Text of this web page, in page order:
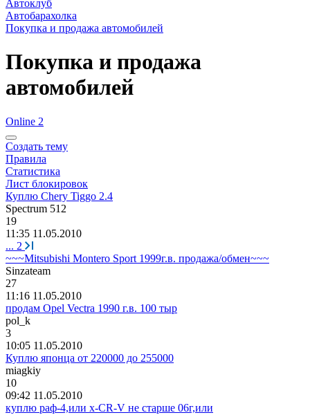
Автоклуб
Автобарахолка
Покупка и продажа автомобилей
Покупка и продажа
автомобилей
Online 2
Создать тему
Правила
Статистика
Лист блокировок
Куплю Chery Tiggo 2.4
Spectrum 512
19
11:35 11.05.2010
... 2
~~~Mitsubishi Montero Sport 1999г.в. продажа/обмен~~~
Sinzateam
27
11:16 11.05.2010
продам Opel Vectra 1990 г.в. 100 тыр
pol_k
3
10:05 11.05.2010
Куплю японца от 220000 до 255000
miagkiy
10
09:42 11.05.2010
куплю раф-4,или х-СR-V не старше 06г,или